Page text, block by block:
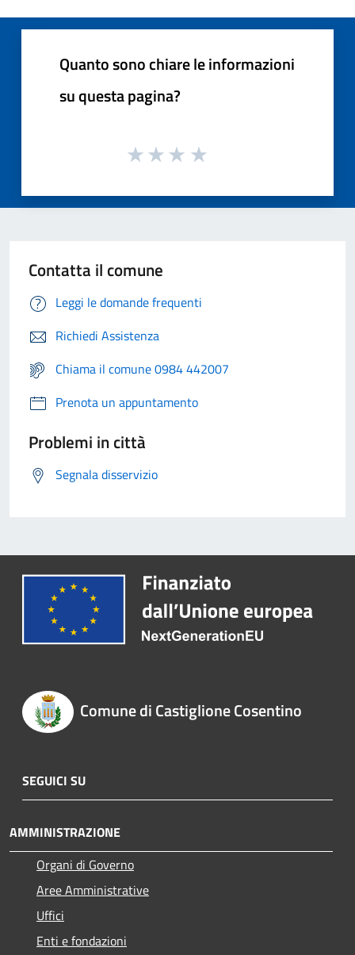
Quanto sono chiare le informazioni
su questa pagina?
Contatta il comune
Leggi le domande frequenti
Richiedi Assistenza
Chiama il comune 0984 442007
Prenota un appuntamento
Problemi in città
Segnala disservizio
Comune di Castiglione Cosentino
SEGUICI SU
AMMINISTRAZIONE
Organi di Governo
Aree Amministrative
Uffici
Enti e fondazioni